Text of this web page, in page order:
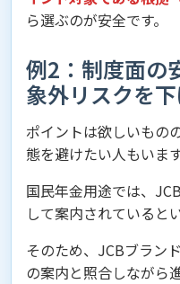
ら選ぶのが安全です。
例2：制度面の
象外リスクを
ポイントは欲しいもの
態を避けたい人もいます
国民年金用途では、
して案内されていると
そのため、JCBブラン
の案内と照合しながら